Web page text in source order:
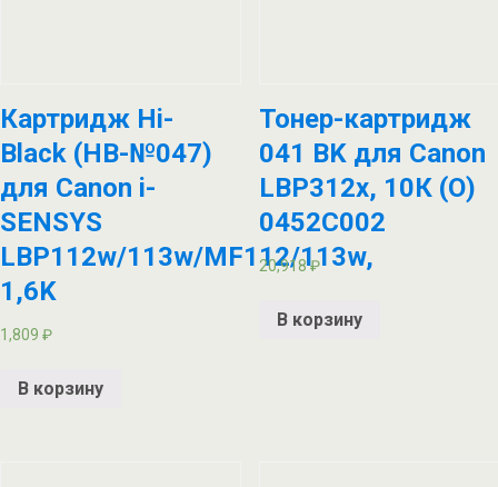
Картридж Hi-
Black (HB-№047)
для Canon i-
SENSYS
LBP112w/113w/MF112/113w,
1,6K
1,809 ₽
В корзину
Тонер-картридж
041 BK для Canon
LBP312x, 10К (О)
0452C002
20,918₽
В корзину